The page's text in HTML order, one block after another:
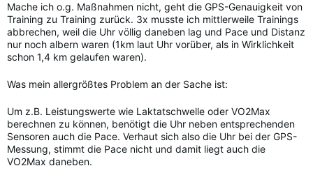
Mache ich o.g. Maßnahmen nicht, geht die GPS-Genauigkeit von
Training zu Training zurück. 3x musste ich mittlerweile Trainings
abbrechen, weil die Uhr völlig daneben lag und Pace und Distanz
nur noch albern waren (1km laut Uhr vorüber, als in Wirklichkeit
schon 1,4 km gelaufen waren).
Was mein allergrößtes Problem an der Sache ist:
Um z.B. Leistungswerte wie Laktatschwelle oder VO2Max
berechnen zu können, benötigt die Uhr neben entsprechenden
Sensoren auch die Pace. Verhaut sich also die Uhr bei der GPS-
Messung, stimmt die Pace nicht und damit liegt auch die
VO2Max daneben.